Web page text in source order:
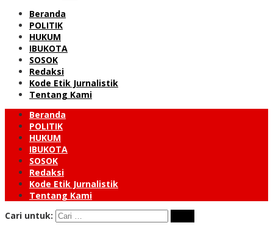
Beranda
POLITIK
HUKUM
IBUKOTA
SOSOK
Redaksi
Kode Etik Jurnalistik
Tentang Kami
Beranda
POLITIK
HUKUM
IBUKOTA
SOSOK
Redaksi
Kode Etik Jurnalistik
Tentang Kami
Cari untuk: